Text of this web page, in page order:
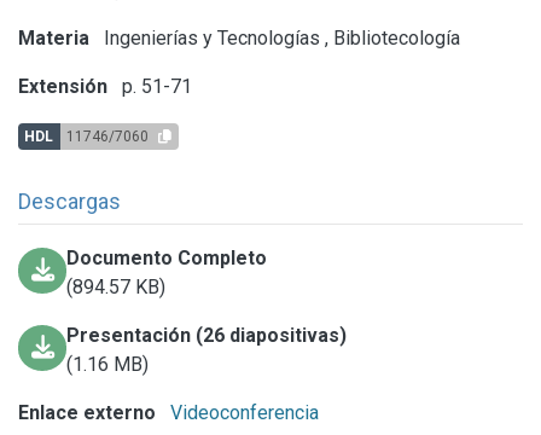
Materia Ingenierías y Tecnologías , Bibliotecología
Extensión p. 51-71
HDL 11746/7060
Descargas
Documento Completo
(894.57 KB)
Presentación (26 diapositivas)
(1.16 MB)
Enlace externo Videoconferencia